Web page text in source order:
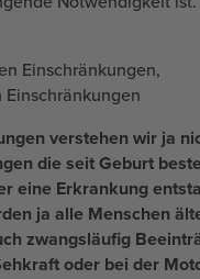
Einschränkungen,
verstehen wir ja
die seit Geburt
eine Erkrankung
ja alle Menschen
zwangsläufig
oder bei der